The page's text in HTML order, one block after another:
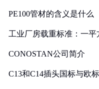
PE100管材的含义是什么
工业厂房载重标准：一
CONOSTAN公司简介
C13和C14插头国标与欧